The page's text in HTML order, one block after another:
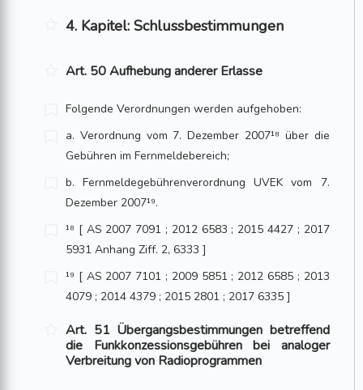
4. Kapitel: Schlussbestimmungen
Art. 50 Aufhebung anderer Erlasse
Folgende Verordnungen werden aufgehoben:
a. Verordnung vom 7. Dezember 2007¹⁸ über die
Gebühren im Fernmeldebereich;
b. Fernmeldegebührenverordnung UVEK vom 7.
Dezember 2007¹⁹.
¹⁸ [ AS 2007 7091 ; 2012 6583 ; 2015 4427 ; 2017
5931 Anhang Ziff. 2, 6333 ]
¹⁹ [ AS 2007 7101 ; 2009 5851 ; 2012 6585 ; 2013
4079 ; 2014 4379 ; 2015 2801 ; 2017 6335 ]
Art. 51 Übergangsbestimmungen betreffend
die Funkkonzessionsgebühren bei analoger
Verbreitung von Radioprogrammen